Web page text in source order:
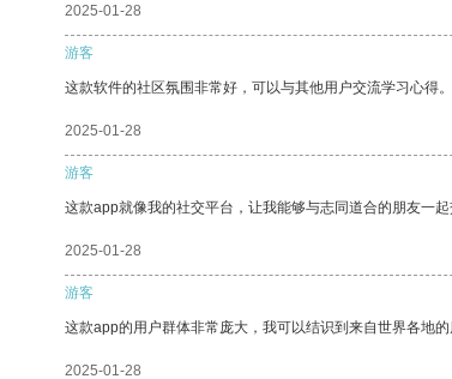
2025-01-28
游客
这款软件的社区氛围非常好，可以与其他用户交流学习心得。
2025-01-28
游客
这款app就像我的社交平台，让我能够与志同道合的朋友一起
2025-01-28
游客
这款app的用户群体非常庞大，我可以结识到来自世界各地的
2025-01-28